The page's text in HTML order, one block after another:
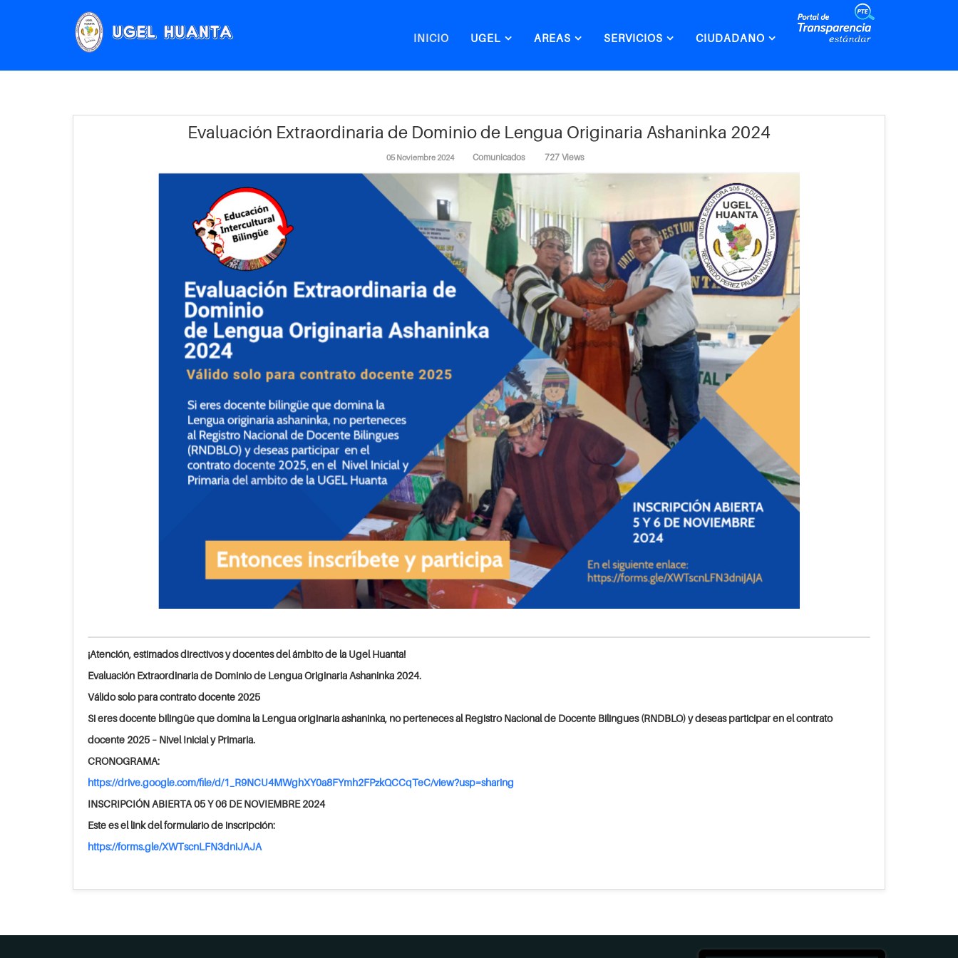
INICIO UGEL AREAS SERVICIOS CIUDADANO
Evaluación Extraordinaria de Dominio de Lengua Originaria Ashaninka 2024
05 Noviembre 2024 Comunicados 727 Views
¡Atención, estimados directivos y docentes del ámbito de la Ugel Huanta!
Evaluación Extraordinaria de Dominio de Lengua Originaria Ashaninka 2024.
Válido solo para contrato docente 2025
Si eres docente bilingüe que domina la Lengua originaria ashaninka, no perteneces al Registro Nacional de Docente Bilingues (RNDBLO) y deseas participar en el contrato
docente 2025 – Nivel Inicial y Primaria.
CRONOGRAMA:
https://drive.google.com/file/d/1_R9NCU4MWghXY0a8FYmh2FPzkQCCqTeC/view?usp=sharing
INSCRIPCIÓN ABIERTA 05 Y 06 DE NOVIEMBRE 2024
Este es el link del formulario de inscripción:
https://forms.gle/XWTscnLFN3dniJAJA